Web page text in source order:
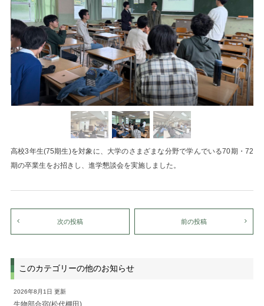
高校3年生(75期生)を対象に、大学のさまざまな分野で学んでいる70期・72
期の卒業生をお招きし、進学懇談会を実施しました。
次の投稿 前の投稿
このカテゴリーの他のお知らせ
2026年8月1日 更新